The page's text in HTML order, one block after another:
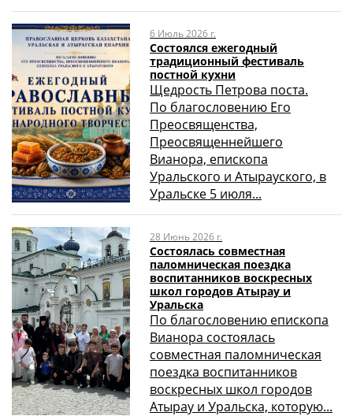
6 Июль 2026 г.
Состоялся ежегодный
традиционный фестиваль
постной кухни
Щедрость Петрова поста.
По благословению Его
Преосвященства,
Преосвященнейшего
Вианора, епископа
Уральского и Атырауского, в
Уральске 5 июля...
28 Июнь 2026 г.
Состоялась совместная
паломническая поездка
воспитанников воскресных
школ городов Атырау и
Уральска
По благословению епископа
Вианора состоялась
совместная паломническая
поездка воспитанников
воскресных школ городов
Атырау и Уральска, которую...